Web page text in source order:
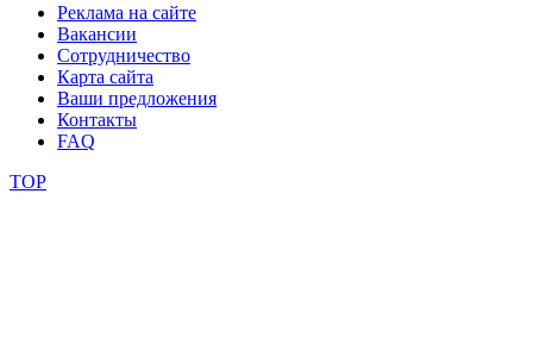
Реклама на сайте
Вакансии
Сотрудничество
Карта сайта
Ваши предложения
Контакты
FAQ
TOP